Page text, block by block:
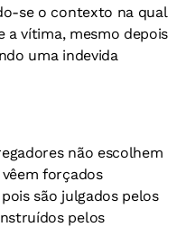
se o contexto na qual
a vítima, mesmo depois
uma indevida
não escolhem
forçados
são julgados pelos
pelos